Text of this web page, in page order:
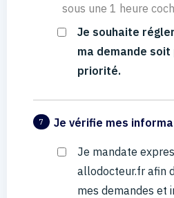
sous une 1 heure
Je souhaite
ma demande soit
priorité.
7 Je vérifie mes
Je mandate
allodocteur.fr afin
mes demandes et